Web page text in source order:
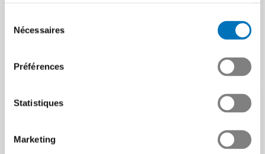
Nécessaires
Préférences
Statistiques
Marketing
l’industrie tech suisse reste
Munich
SEMICON…